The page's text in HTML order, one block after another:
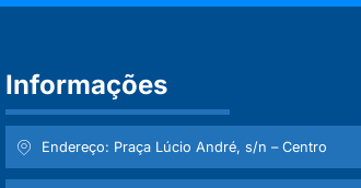
Informações
Endereço: Praça Lúcio André, s/n – Centro